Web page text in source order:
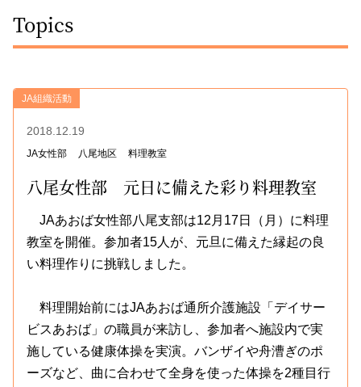
Topics
JA組織活動
2018.12.19
JA女性部 八尾地区 料理教室
八尾女性部 元日に備えた彩り料理教室
JAあおば女性部八尾支部は12月17日（月）に料理
教室を開催。参加者15人が、元旦に備えた縁起の良
い料理作りに挑戦しました。
料理開始前にはJAあおば通所介護施設「デイサー
ビスあおば」の職員が来訪し、参加者へ施設内で実
施している健康体操を実演。バンザイや舟漕ぎのポ
ーズなど、曲に合わせて全身を使った体操を2種目行